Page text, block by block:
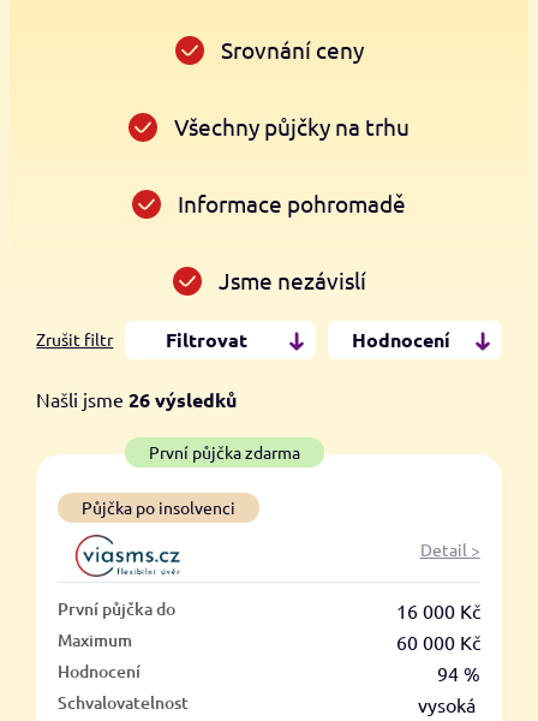
Srovnání ceny
Všechny půjčky na trhu
Informace pohromadě
Jsme nezávislí
Zrušit filtr Filtrovat Hodnocení
Od
Do
První půjčka zdarma
–
ano
Našli jsme26výsledků
První půjčka zdarma
Půjčka po insolvenci
Detail >
První půjčka do 16 000 Kč
Maximum 60 000 Kč
Hodnocení 94 %
Schvalovatelnost vysoká